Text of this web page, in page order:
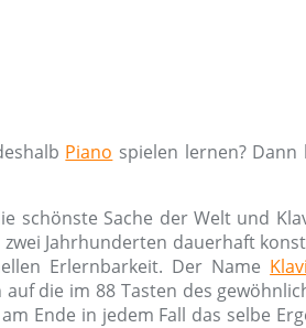
Piano spielen lernen?
schönste Sache der Welt und
Jahrhunderten dauerhaft
Erlernbarkeit. Der Name
die im 88 Tasten des
Ende in jedem Fall das selbe